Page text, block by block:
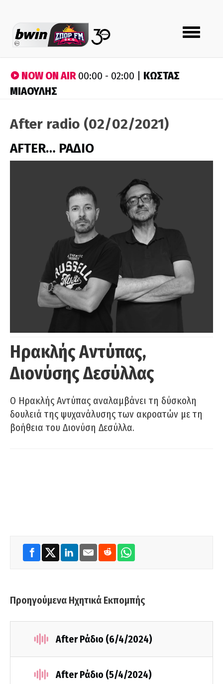
Toggle
navigation
NOW ON AIR00:00 - 02:00 | ΚΩΣΤΑΣ
ΜΙΑΟΥΛΗΣ
After radio (02/02/2021)
AFTER… ΡΑΔΙΟ
Ηρακλής Αντύπας,
Διονύσης Δεσύλλας
Ο Ηρακλής Αντύπας αναλαμβάνει τη δύσκολη
δουλειά της ψυχανάλυσης των ακροατών με τη
βοήθεια του Διονύση Δεσύλλα.
Προηγούμενα Ηχητικά Εκπομπής
After Ράδιο (6/4/2024)
After Ράδιο (5/4/2024)